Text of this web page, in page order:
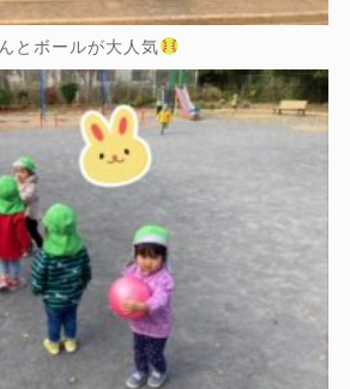
とボールが大人気